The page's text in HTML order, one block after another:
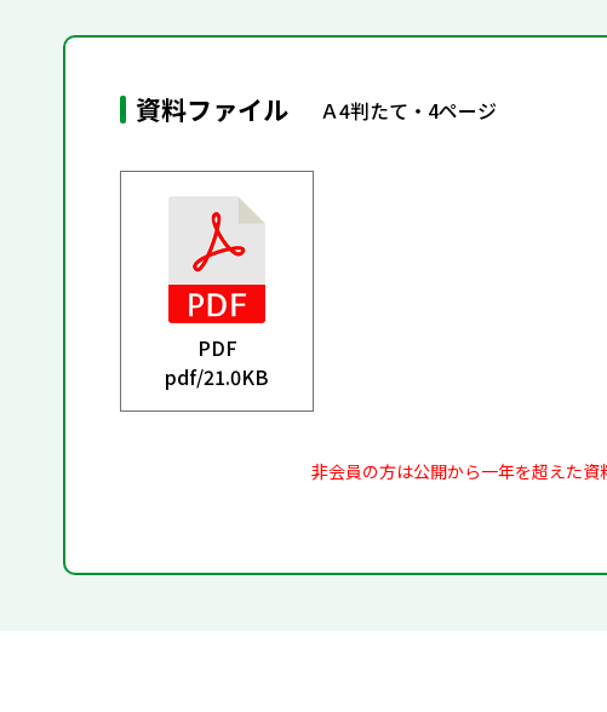
資料ファイル Ａ4判たて・4ページ
PDF
pdf/21.0KB
非会員の方は公開から一年を超えた資